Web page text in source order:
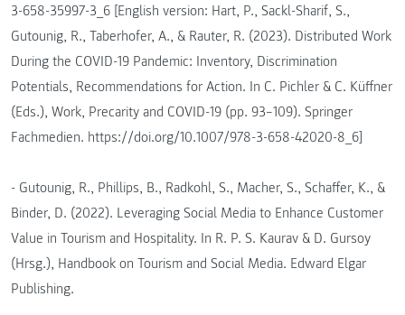
3-658-35997-3_6 [English version: Hart, P., Sackl-Sharif, S.,
Gutounig, R., Taberhofer, A., & Rauter, R. (2023). Distributed Work
During the COVID-19 Pandemic: Inventory, Discrimination
Potentials, Recommendations for Action. In C. Pichler & C. Küffner
(Eds.), Work, Precarity and COVID-19 (pp. 93–109). Springer
Fachmedien. https://doi.org/10.1007/978-3-658-42020-8_6]
- Gutounig, R., Phillips, B., Radkohl, S., Macher, S., Schaffer, K., &
Binder, D. (2022). Leveraging Social Media to Enhance Customer
Value in Tourism and Hospitality. In R. P. S. Kaurav & D. Gursoy
(Hrsg.), Handbook on Tourism and Social Media. Edward Elgar
Publishing.